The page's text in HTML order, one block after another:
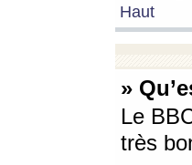
Haut
»
Le
très